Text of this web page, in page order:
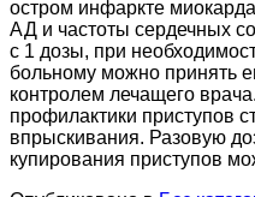
остром инфаркте
АД и частоты сердечных
с 1 дозы, при
больному можно принять
контролем лечащего
профилактики приступов
впрыскивания. Разовую
купирования приступов